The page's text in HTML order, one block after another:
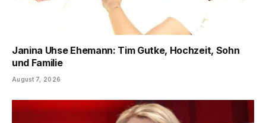
Janina Uhse Ehemann: Tim Gutke, Hochzeit, Sohn
und Familie
August 7, 2026